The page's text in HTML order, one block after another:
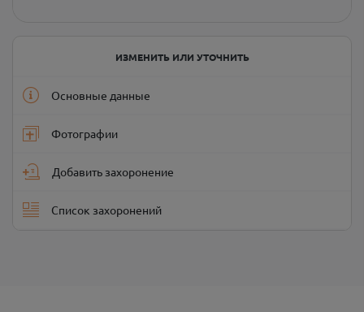
ИЗМЕНИТЬ ИЛИ УТОЧНИТЬ
Основные данные
Фотографии
Добавить захоронение
Список захоронений